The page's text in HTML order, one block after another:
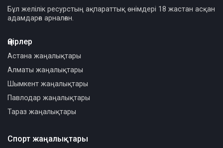
Бұл желілік ресурстың ақпараттық өнімдері 18 жастан асқан
адамдарға арналған.
Өңірлер
Астана жаңалықтары
Алматы жаңалықтары
Шымкент жаңалықтары
Павлодар жаңалықтары
Тараз жаңалықтары
Спорт жаңалықтары